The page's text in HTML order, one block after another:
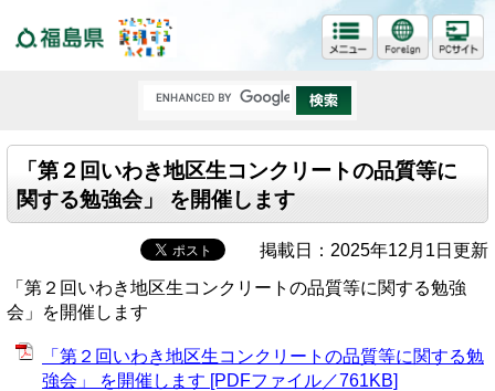
「第２回いわき地区生コンクリートの品質等に
関する勉強会」 を開催します
掲載日：2025年12月1日更新
「第２回いわき地区生コンクリートの品質等に関する勉強
会」を開催します
「第２回いわき地区生コンクリートの品質等に関する勉
強会」 を開催します [PDFファイル／761KB]